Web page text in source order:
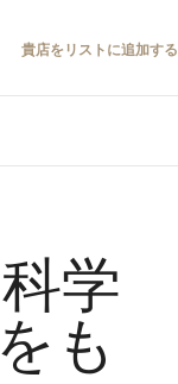
貴店をリストに追加する
学
も